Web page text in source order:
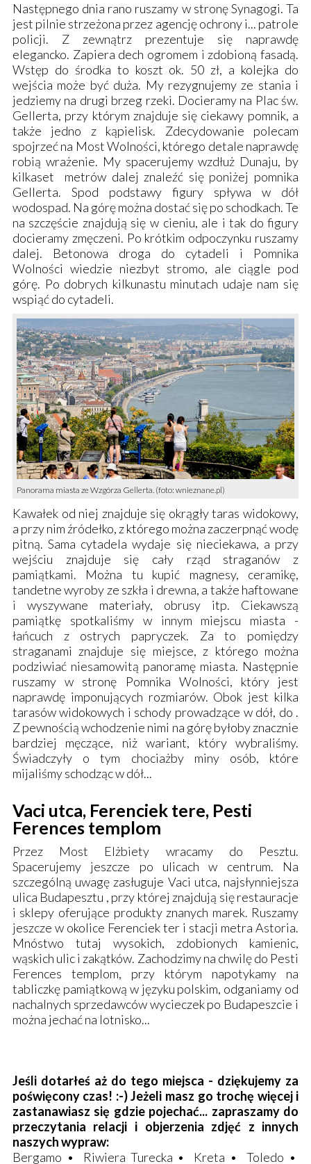
Następnego dnia rano ruszamy w stronęSynagogi. Ta
jest pilnie strzeżona przez agencję ochrony i... patrole
policji. Z zewnątrz prezentuje się naprawdę
elegancko. Zapiera dech ogromem i zdobioną fasadą.
Wstęp do środka to koszt ok. 50 zł, a kolejka do
wejścia może być duża. My rezygnujemy ze stania i
jedziemy na drugi brzeg rzeki. Docieramy na Plac św.
Gellerta, przy którym znajduje się ciekawy pomnik, a
także jedno z kąpielisk. Zdecydowanie polecam
spojrzeć na Most Wolności, którego detale naprawdę
robią wrażenie. My spacerujemy wzdłuż Dunaju, by
kilkaset metrów dalej znaleźć się poniżej pomnika
Gellerta. Spod podstawy figury spływa w dół
wodospad. Na górę można dostać się po schodkach. Te
na szczęście znajdują się w cieniu, ale i tak do figury
docieramy zmęczeni. Po krótkim odpoczynku ruszamy
dalej. Betonowa droga do cytadeli i Pomnika
Wolności wiedzie niezbyt stromo, ale ciągle pod
górę. Po dobrych kilkunastu minutach udaje nam się
wspiąć do cytadeli.
Panorama miasta ze Wzgórza Gellerta. (foto: wnieznane.pl)
Kawałek od niej znajduje się okrągły taras widokowy,
a przy nim źródełko, z którego można zaczerpnąć wodę
pitną. Sama cytadela wydaje się nieciekawa, a przy
wejściu znajduje się cały rząd straganów z
pamiątkami. Można tu kupić magnesy, ceramikę,
tandetne wyroby ze szkła i drewna, a także haftowane
i wyszywane materiały, obrusy itp. Ciekawszą
pamiątkę spotkaliśmy w innym miejscu miasta -
łańcuch z ostrych papryczek. Za to pomiędzy
straganami znajduje się miejsce, z którego można
podziwiać niesamowitą panoramę miasta. Następnie
ruszamy w stronę
Pomnika Wolności, który jest
naprawdę imponujących rozmiarów. Obok jest kilka
tarasów widokowych i schody prowadzące w dół, do .
Z pewnością wchodzenie nimi na górę byłoby znacznie
bardziej męczące, niż wariant, który wybraliśmy.
Świadczyły o tym chociażby miny osób, które
mijaliśmy schodząc w dół...
Vaci utca, Ferenciek tere, Pesti
Ferences templom
Przez Most Elżbiety wracamy do Pesztu.
Spacerujemy jeszcze po ulicach w centrum. Na
szczególną uwagę zasługuje Vaci utca, najsłynniejsza
ulica Budapesztu , przy której znajdują się restauracje
i sklepy oferujące produkty znanych marek. Ruszamy
jeszcze w okolice Ferenciek ter i stacji metra Astoria.
Mnóstwo tutaj wysokich, zdobionych kamienic,
wąskich ulic i zakątków. Zachodzimy na chwilę do Pesti
Ferences templom, przy którym napotykamy na
tabliczkę pamiątkową w języku polskim, odganiamy od
nachalnych sprzedawców wycieczek po Budapeszcie i
można jechać na lotnisko...
Jeśli dotarłeś aż do tego miejsca - dziękujemy za
poświęcony czas! :-) Jeżeli masz go trochę więcej i
zastanawiasz się gdzie pojechać... zapraszamy do
przeczytania relacji i objerzenia zdjęć z innych
naszych wypraw:
Bergamo • Riwiera Turecka • Kreta •Toledo •